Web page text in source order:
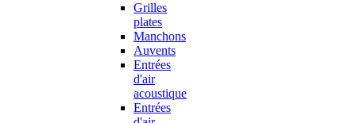
Grilles
plates
Manchons
Auvents
Entrées
d'air
acoustique
Entrées